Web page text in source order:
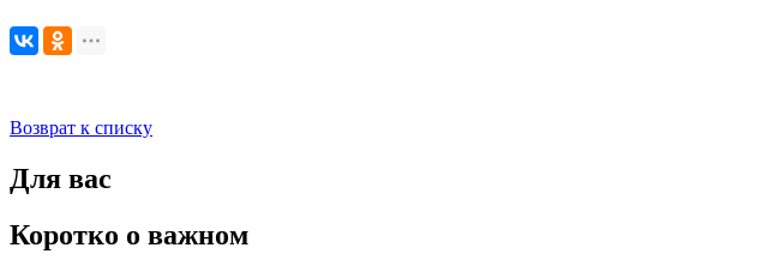
Возврат к списку
Для вас
Коротко о важном